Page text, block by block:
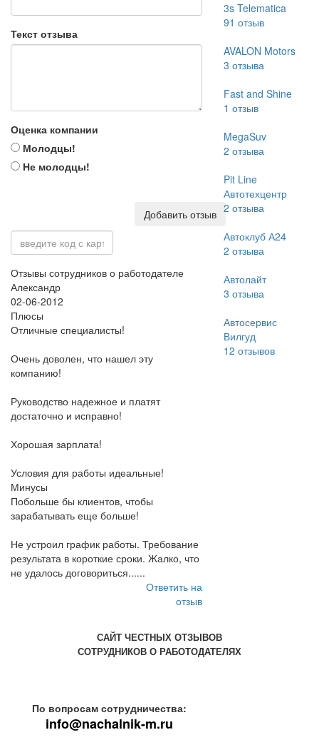
Текст отзыва
Оценка компании
Молодцы!
Не молодцы!
Добавить отзыв
Отзывы сотрудников о работодателе
Александр
02-06-2012
Плюсы
Отличные специалисты!
Очень доволен, что нашел эту
компанию!
Руководство надежное и платят
достаточно и исправно!
Хорошая зарплата!
Условия для работы идеальные!
Минусы
Побольше бы клиентов, чтобы
зарабатывать еще больше!
Не устроил график работы. Требование
результата в короткие сроки. Жалко, что
не удалось договориться......
Ответить на
отзыв
3s Telematica
91 отзыв
AVALON Motors
3 отзыва
Fast and Shine
1 отзыв
MegaSuv
2 отзыва
Pit Line
Автотехцентр
2 отзыва
Автоклуб А24
2 отзыва
Автолайт
3 отзыва
Автосервис
Вилгуд
12 отзывов
САЙТ ЧЕСТНЫХ ОТЗЫВОВ
СОТРУДНИКОВ О РАБОТОДАТЕЛЯХ
По вопросам сотрудничества:
info@nachalnik-m.ru